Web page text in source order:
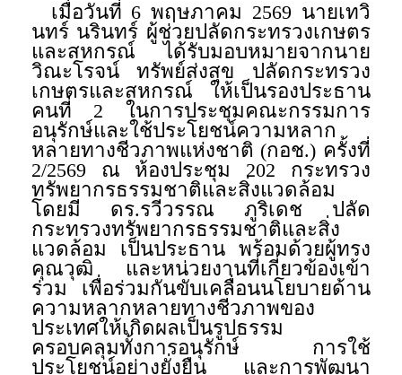
เมื่อวันที่ 6 พฤษภาคม 2569 นายเทวิ
นทร์ นรินทร์ ผู้ช่วยปลัดกระทรวงเกษตร
และสหกรณ์ ได้รับมอบหมายจากนาย
วิณะโรจน์ ทรัพย์ส่งสุข ปลัดกระทรวง
เกษตรและสหกรณ์ ให้เป็นรองประธาน
คนที่ 2 ในการประชุมคณะกรรมการ
อนุรักษ์และใช้ประโยชน์ความหลาก
หลายทางชีวภาพแห่งชาติ (กอช.) ครั้งที่
2/2569 ณ ห้องประชุม 202 กระทรวง
ทรัพยากรธรรมชาติและสิ่งแวดล้อม
โดยมี ดร.รวีวรรณ ภูริเดช ปลัด
กระทรวงทรัพยากรธรรมชาติและสิ่ง
แวดล้อม เป็นประธาน พร้อมด้วยผู้ทรง
คุณวุฒิ และหน่วยงานที่เกี่ยวข้องเข้า
ร่วม เพื่อร่วมกันขับเคลื่อนนโยบายด้าน
ความหลากหลายทางชีวภาพของ
ประเทศให้เกิดผลเป็นรูปธรรม
ครอบคลุมทั้งการอนุรักษ์ การใช้
ประโยชน์อย่างยั่งยืน และการพัฒนา